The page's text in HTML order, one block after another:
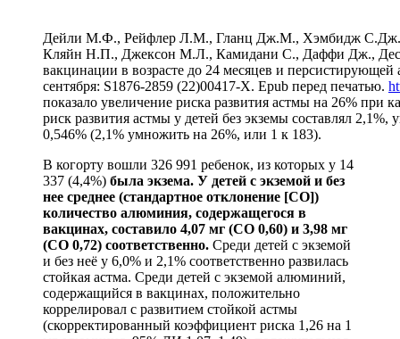
Дейли М.Ф., Рейфлер Л.М., Гланц Дж.М., Хэмбидж
Кляйн Н.П., Джексон М.Л., Камидани С., Даффи Дж.,
вакцинации в возрасте до 24 месяцев и персистирующей
сентября: S1876-2859 (22)00417-X. Epub перед печатью.
показало увеличение риска развития астмы на 26%
риск развития астмы у детей без экземы составлял
0,546% (2,1% умножить на 26%, или 1 к 183).
В когорту вошли 326 991 ребенок, из которых у 14
337 (4,4%) была экзема. У детей с экземой и без
нее среднее (стандартное отклонение [СО])
количество алюминия, содержащегося в
вакцинах, составило 4,07 мг (СО 0,60) и 3,98 мг
(СО 0,72) соответственно. Среди детей с экземой
и без неё у 6,0% и 2,1% соответственно развилась
стойкая астма. Среди детей с экземой алюминий,
содержащийся в вакцинах, положительно
коррелировал с развитием стойкой астмы
(скорректированный коэффициент риска 1,26 на 1